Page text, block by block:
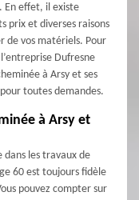
En effet, il existe
prix et diverses raisons
de vos matériels. Pour
Dufresne
à Arsy et ses
toutes demandes.
à Arsy et
dans les travaux de
60 est toujours fidèle
pouvez compter sur